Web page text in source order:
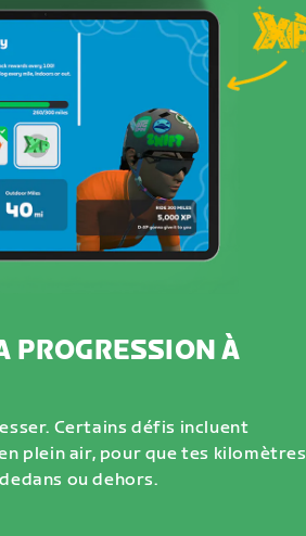
PROGRESSION À
Certains défis incluent
plein air, pour que tes kilomètres
ou dehors.